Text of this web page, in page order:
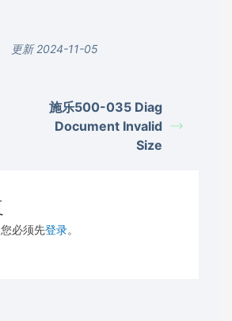
更新 2024-11-05
施乐500-035 Diag
Document Invalid
Size
必须先登录。